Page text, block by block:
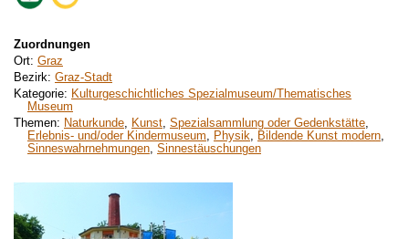
Zuordnungen
Ort: Graz
Bezirk: Graz-Stadt
Kategorie: Kulturgeschichtliches Spezialmuseum/Thematisches
Museum
Themen: Naturkunde Kunst Spezialsammlung oder Gedenkstätte
Erlebnis- und/oder Kindermuseum
Physik Bildende Kunst modern
Sinneswahrnehmungen Sinnestäuschungen